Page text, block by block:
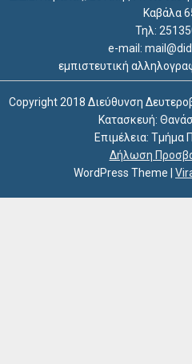
εμπιστευτική
Copyright 2018 Διεύθυνση
Κατασκευή:
Επιμέλεια: Τμήμα
Δήλωση
WordPress Theme|